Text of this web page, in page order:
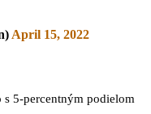
April 15, 2022
5-percentným podielom